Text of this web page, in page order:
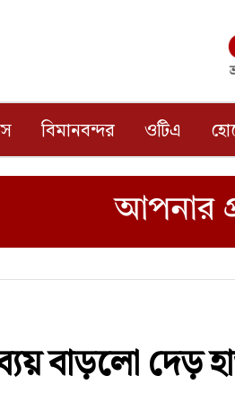
বিমানবন্দর ওটিএ
ব্যয় বাড়লো দেড়